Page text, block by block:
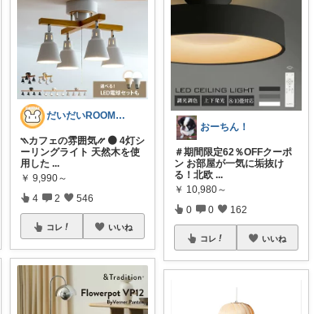
だいだいROOM@整う暮らし｜インテリア
⳹カフェの雰囲気⳼ 🟠 4灯シ
ーリングライト 天然木を使
用した ...
￥ 9,990～
4 2 546
コレ いいね
おーちん！
＃期間限定62％OFFクーポ
ン お部屋が一気に垢抜け
る！北欧 ...
￥ 10,980～
0 0 162
コレ いいね